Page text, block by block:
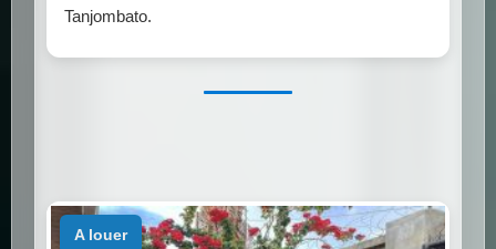
Tanjombato.
a louer